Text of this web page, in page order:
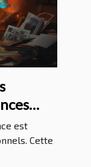
est
Cette